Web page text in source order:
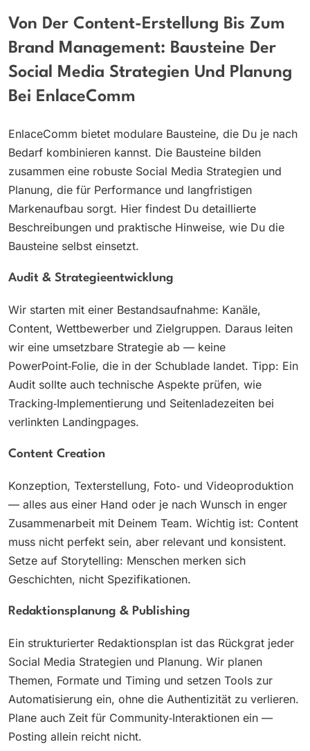
Von Der Content-Erstellung Bis Zum
Brand Management: Bausteine Der
Social Media Strategien Und Planung
Bei EnlaceComm
EnlaceComm bietet modulare Bausteine, die Du je nach
Bedarf kombinieren kannst. Die Bausteine bilden
zusammen eine robuste Social Media Strategien und
Planung, die für Performance und langfristigen
Markenaufbau sorgt. Hier findest Du detaillierte
Beschreibungen und praktische Hinweise, wie Du die
Bausteine selbst einsetzt.
Audit & Strategieentwicklung
Wir starten mit einer Bestandsaufnahme: Kanäle,
Content, Wettbewerber und Zielgruppen. Daraus leiten
wir eine umsetzbare Strategie ab — keine
PowerPoint‑Folie, die in der Schublade landet. Tipp: Ein
Audit sollte auch technische Aspekte prüfen, wie
Tracking‑Implementierung und Seitenladezeiten bei
verlinkten Landingpages.
Content Creation
Konzeption, Texterstellung, Foto‑ und Videoproduktion
— alles aus einer Hand oder je nach Wunsch in enger
Zusammenarbeit mit Deinem Team. Wichtig ist: Content
muss nicht perfekt sein, aber relevant und konsistent.
Setze auf Storytelling: Menschen merken sich
Geschichten, nicht Spezifikationen.
Redaktionsplanung & Publishing
Ein strukturierter Redaktionsplan ist das Rückgrat jeder
Social Media Strategien und Planung. Wir planen
Themen, Formate und Timing und setzen Tools zur
Automatisierung ein, ohne die Authentizität zu verlieren.
Plane auch Zeit für Community‑Interaktionen ein —
Posting allein reicht nicht.